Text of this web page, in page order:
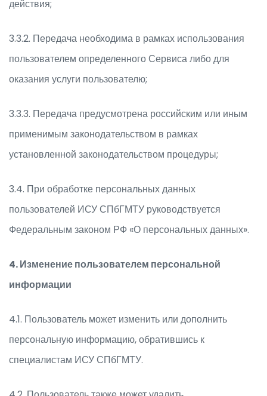
действия;
3.3.2. Передача необходима в рамках использования
пользователем определенного Сервиса либо для
оказания услуги пользователю;
3.3.3. Передача предусмотрена российским или иным
применимым законодательством в рамках
установленной законодательством процедуры;
3.4. При обработке персональных данных
пользователей ИСУ СПбГМТУ руководствуется
Федеральным законом РФ «О персональных данных».
4. Изменение пользователем персональной
информации
4.1. Пользователь может изменить или дополнить
персональную информацию, обратившись к
специалистам ИСУ СПбГМТУ.